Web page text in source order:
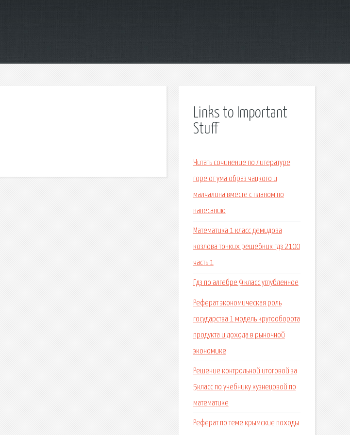
Links to Important
Stuff
Читать сочинение по литературе
горе от ума образ чацкого и
малчалина вместе с планом по
напесанию
Математика 1 класс демидова
козлова тонких решебник гдз 2100
часть 1
Гдз по алгебре 9 класс углубленное
Реферат экономическая роль
государства 1 модель кругооборота
продукта и дохода в рыночной
экономике
Решение контрольной итоговой за
5класс по учебнику кузнецовой по
математике
Реферат по теме крымские походы